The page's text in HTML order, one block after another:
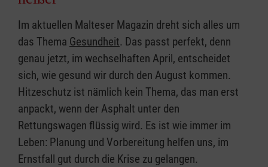
Im aktuellen Malteser Magazin dreht sich alles um
das Thema Gesundheit. Das passt perfekt, denn
genau jetzt, im wechselhaften April, entscheidet
sich, wie gesund wir durch den August kommen.
Hitzeschutz ist nämlich kein Thema, das man erst
anpackt, wenn der Asphalt unter den
Rettungswagen flüssig wird. Es ist wie immer im
Leben: Planung und Vorbereitung helfen uns, im
Ernstfall gut durch die Krise zu gelangen.